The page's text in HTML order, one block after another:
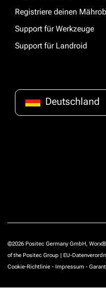
Registriere deinen
Support für Werkzeuge
Support für Landroid
Deutschland
©2026 Positec Germany GmbH,
of the Positec Group | EU-
Cookie-Richtlinie - Impressum -